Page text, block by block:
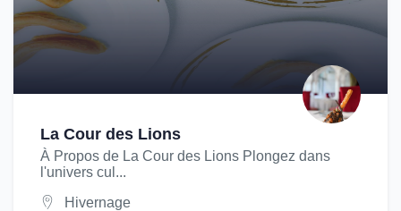
La Cour des Lions
À Propos de La Cour des Lions Plongez dans
l'univers cul...
Hivernage